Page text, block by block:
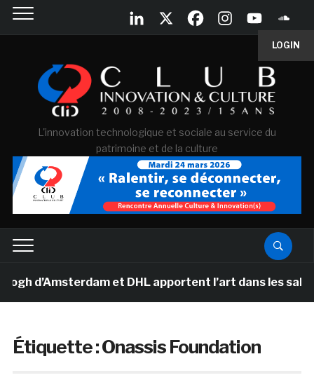
LOGIN
L'innovation technologique et sociale au service du
patrimoine et de la culture
d’Amsterdam et DHL apportent l’art dans les salles
Étiquette :Onassis Foundation